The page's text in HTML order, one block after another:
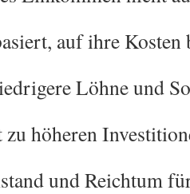
auf ihre Kosten
Löhne und
höheren
und Reichtum